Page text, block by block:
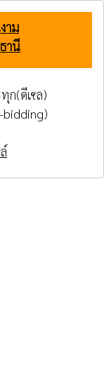
าม
านี
ก(ดีเซล)
bidding)